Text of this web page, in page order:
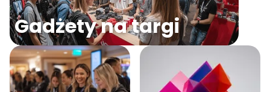
Gadżety na targi